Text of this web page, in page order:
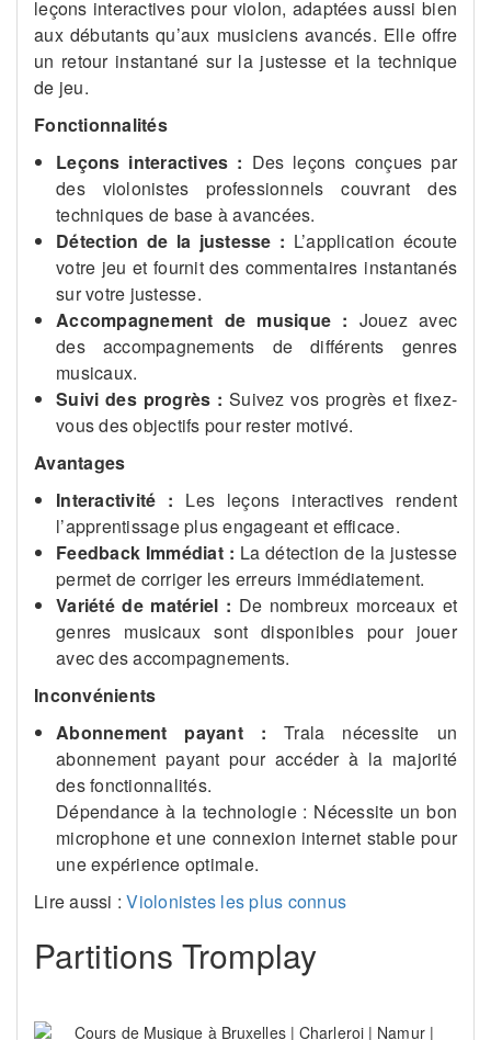
leçons interactives pour violon, adaptées aussi bien
aux débutants qu’aux musiciens avancés. Elle offre
un retour instantané sur la justesse et la technique
de jeu.
Fonctionnalités
Leçons interactives : Des leçons conçues par
des violonistes professionnels couvrant des
techniques de base à avancées.
Détection de la justesse : L’application écoute
votre jeu et fournit des commentaires instantanés
sur votre justesse.
Accompagnement de musique : Jouez avec
des accompagnements de différents genres
musicaux.
Suivi des progrès : Suivez vos progrès et fixez-
vous des objectifs pour rester motivé.
Avantages
Interactivité : Les leçons interactives rendent
l’apprentissage plus engageant et efficace.
Feedback Immédiat : La détection de la justesse
permet de corriger les erreurs immédiatement.
Variété de matériel : De nombreux morceaux et
genres musicaux sont disponibles pour jouer
avec des accompagnements.
Inconvénients
Abonnement payant : Trala nécessite un
abonnement payant pour accéder à la majorité
des fonctionnalités.
Dépendance à la technologie : Nécessite un bon
microphone et une connexion internet stable pour
une expérience optimale.
Lire aussi :Violonistes les plus connus
Partitions Tromplay